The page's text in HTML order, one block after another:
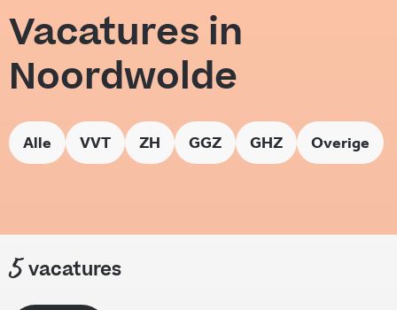
Vacatures in
Noordwolde
Alle VVT ZH GGZ GHZ Overige
5vacatures